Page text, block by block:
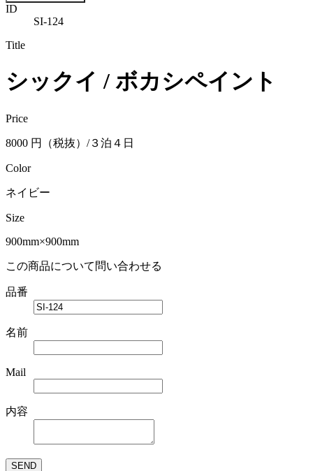
ID
SI-124
Title
シックイ / ボカシペイント
Price
8000 円（税抜）/３泊４日
Color
ネイビー
Size
900mm×900mm
この商品について問い合わせる
品番
名前
Mail
内容
SEND